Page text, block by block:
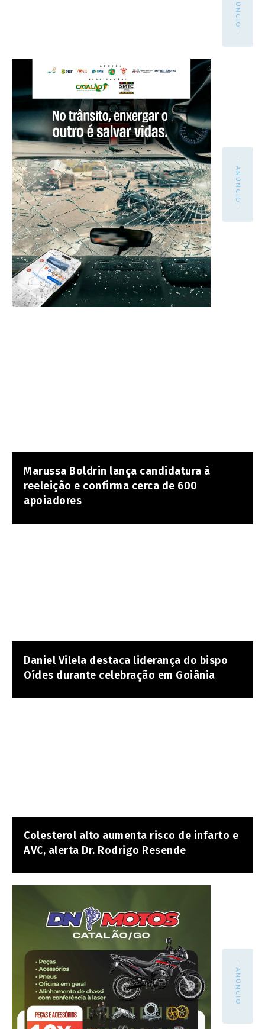
- ANÚNCIO -
Marussa Boldrin lança candidatura à
reeleição e confirma cerca de 600
apoiadores
Daniel Vilela destaca liderança do bispo
Oídes durante celebração em Goiânia
Colesterol alto aumenta risco de infarto e
AVC, alerta Dr. Rodrigo Resende
- ANÚNCIO -